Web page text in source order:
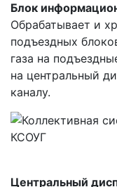
Блок
Обрабатывает и
подъездных
газа на
на центральный
каналу.
Центральный